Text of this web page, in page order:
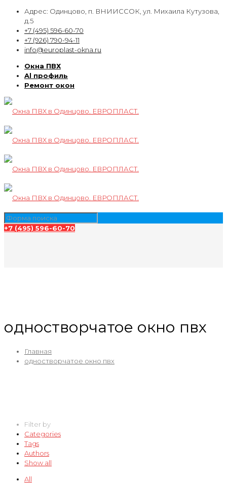
Адрес: Одинцово, п. ВНИИССОК, ул. Михаила Кутузова,
д.5
+7 (495) 596-60-70
+7 (926) 790-94-11
info@europlast-okna.ru
Окна ПВХ
Al профиль
Ремонт окон
+7 (495) 596-60-70
одностворчатое окно пвх
Главная
одностворчатое окно пвх
Filter by
Categories
Tags
Authors
Show all
All